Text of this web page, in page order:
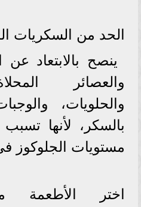
الحد من السكريات
ينصح بالابتعاد عن
والعصائر
والحلويات،
بالسكر، لأنها
مستويات الجلوكوز
اختر الأطعمة